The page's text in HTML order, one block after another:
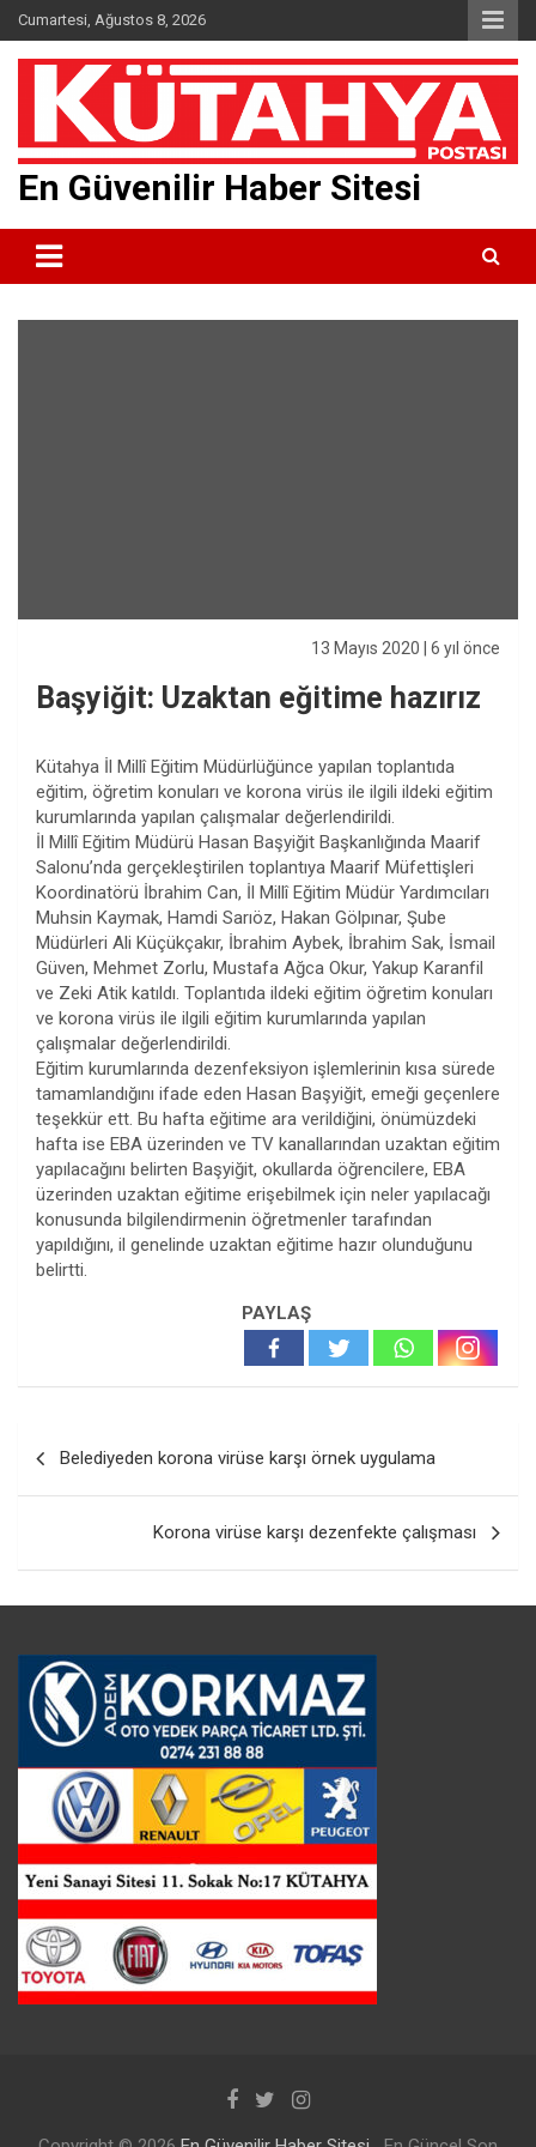
Skip
to
content
Cumartesi, Ağustos 8, 2026
En Güvenilir Haber Sitesi
13 Mayıs 2020 | 6 yıl önce
Başyiğit: Uzaktan eğitime hazırız
Kütahya İl Millî Eğitim Müdürlüğünce yapılan toplantıda
eğitim, öğretim konuları ve korona virüs ile ilgili ildeki eğitim
kurumlarında yapılan çalışmalar değerlendirildi.
İl Millî Eğitim Müdürü Hasan Başyiğit Başkanlığında Maarif
Salonu’nda gerçekleştirilen toplantıya Maarif Müfettişleri
Koordinatörü İbrahim Can, İl Millî Eğitim Müdür Yardımcıları
Muhsin Kaymak, Hamdi Sarıöz, Hakan Gölpınar, Şube
Müdürleri Ali Küçükçakır, İbrahim Aybek, İbrahim Sak, İsmail
Güven, Mehmet Zorlu, Mustafa Ağca Okur, Yakup Karanfil
ve Zeki Atik katıldı. Toplantıda ildeki eğitim öğretim konuları
ve korona virüs ile ilgili eğitim kurumlarında yapılan
çalışmalar değerlendirildi.
Eğitim kurumlarında dezenfeksiyon işlemlerinin kısa sürede
tamamlandığını ifade eden Hasan Başyiğit, emeği geçenlere
teşekkür ett. Bu hafta eğitime ara verildiğini, önümüzdeki
hafta ise EBA üzerinden ve TV kanallarından uzaktan eğitim
yapılacağını belirten Başyiğit, okullarda öğrencilere, EBA
üzerinden uzaktan eğitime erişebilmek için neler yapılacağı
konusunda bilgilendirmenin öğretmenler tarafından
yapıldığını, il genelinde uzaktan eğitime hazır olunduğunu
belirtti.
PAYLAŞ
gezinmesi
Belediyeden korona virüse karşı örnek uygulama
Korona virüse karşı dezenfekte çalışması